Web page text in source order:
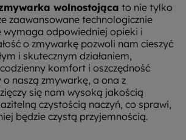
wolnostojąca to nie tylko
zaawansowane technologicznie
wymaga odpowiedniej opieki i
o zmywarkę pozwoli nam cieszyć
i skutecznym działaniem,
komfort i oszczędność
naszą zmywarkę, a ona z
się nam wysoką jakością
czystością naczyń, co sprawi,
będzie czystą przyjemnością.